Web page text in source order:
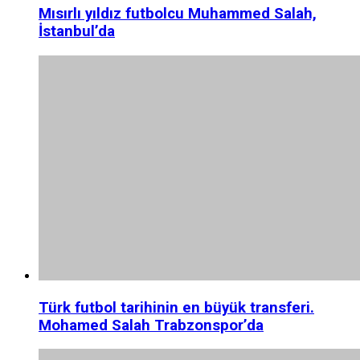
Mısırlı yıldız futbolcu Muhammed Salah,
İstanbul’da
Türk futbol tarihinin en büyük transferi.
Mohamed Salah Trabzonspor’da